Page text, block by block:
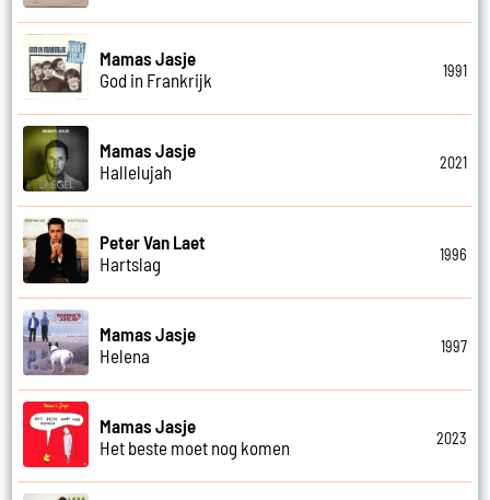
Mamas Jasje
God in Frankrijk
1991
Mamas Jasje
Hallelujah
2021
Peter Van Laet
Hartslag
1996
Mamas Jasje
Helena
1997
Mamas Jasje
Het beste moet nog komen
2023